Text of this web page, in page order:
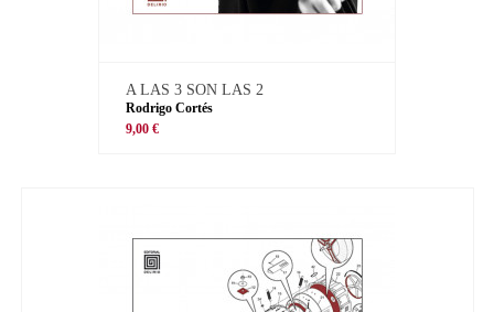
A LAS 3 SON LAS 2
Rodrigo Cortés
9,00 €